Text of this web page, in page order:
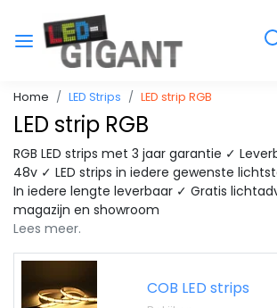
Home LED Strips LED strip RGB
LED strip RGB
RGB LED strips met 3 jaar garantie ✓
48v ✓ LED strips in iedere gewenste
In iedere lengte leverbaar ✓ Gratis
magazijn en showroom
Lees meer.
COB LED strips